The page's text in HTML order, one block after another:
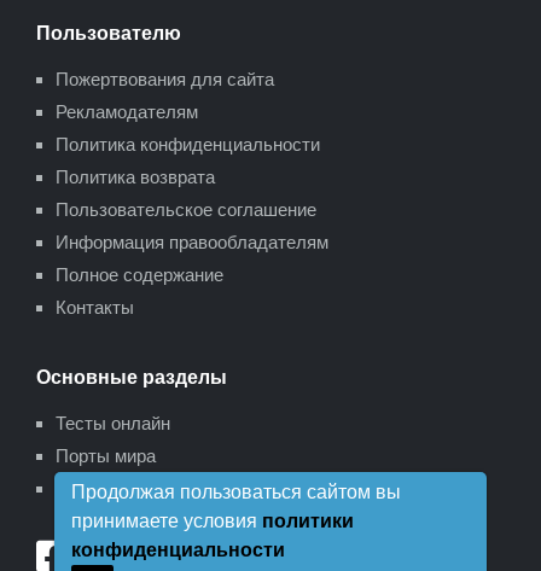
Пользователю
Пожертвования для сайта
Рекламодателям
Политика конфиденциальности
Политика возврата
Пользовательское соглашение
Информация правообладателям
Полное содержание
Контакты
Основные разделы
Тесты онлайн
Порты мира
Карта сайта
Продолжая пользоваться сайтом вы
принимаете условия политики
конфиденциальности